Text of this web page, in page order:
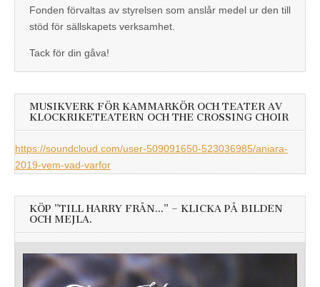
Fonden förvaltas av styrelsen som anslår medel ur den till
stöd för sällskapets verksamhet.
Tack för din gåva!
MUSIKVERK FÖR KAMMARKÖR OCH TEATER AV
KLOCKRIKETEATERN OCH THE CROSSING CHOIR
https://soundcloud.com/user-509091650-523036985/aniara-
2019-vem-vad-varfor
KÖP ”TILL HARRY FRÅN…” – KLICKA PÅ BILDEN
OCH MEJLA.